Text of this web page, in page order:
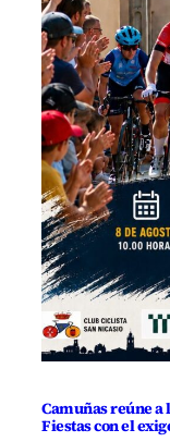
Camuñas reúne a
Fiestas con el